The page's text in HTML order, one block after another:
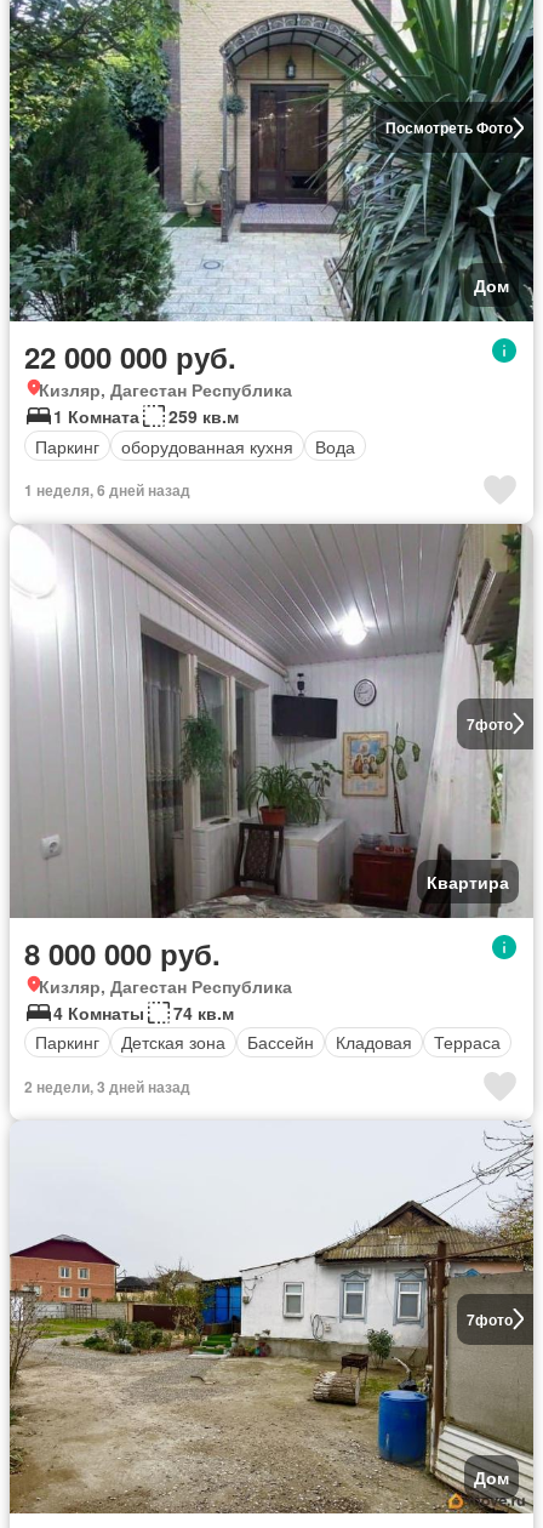
Посмотреть Фото
Дом
22 000 000 руб.
Кизляр, Дагестан Республика
1 Комната
259 кв.м
Паркинг
оборудованная кухня Вода
1 неделя, 6 дней назад
7фото
Квартира
8 000 000 руб.
Кизляр, Дагестан Республика
4 Комнаты
74 кв.м
Паркинг
Детская зона Бассейн Кладовая Терраса
2 недели, 3 дней назад
7фото
Дом